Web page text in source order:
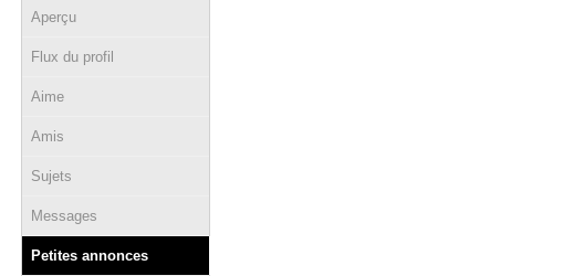
Aperçu
Flux du profil
Aime
Amis
Sujets
Messages
Petites annonces